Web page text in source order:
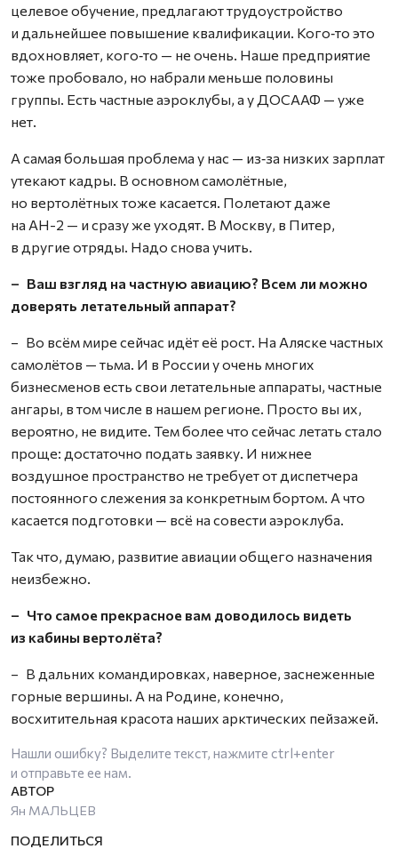
целевое обучение, предлагают трудоустройство
и дальнейшее повышение квалификации. Кого‑то это
вдохновляет, кого‑то — не очень. Наше предприятие
тоже пробовало, но набрали меньше половины
группы. Есть частные аэроклубы, а у ДОСААФ — уже
нет.
А самая большая проблема у нас — из‑за низких зарплат
утекают кадры. В основном самолётные,
но вертолётных тоже касается. Полетают даже
на АН-2 — и сразу же уходят. В Москву, в Питер,
в другие отряды. Надо снова учить.
– Ваш взгляд на частную авиацию? Всем ли можно
доверять летательный аппарат?
– Во всём мире сейчас идёт её рост. На Аляске частных
самолётов — тьма. И в России у очень многих
бизнесменов есть свои летательные аппараты, частные
ангары, в том числе в нашем регионе. Просто вы их,
вероятно, не видите. Тем более что сейчас летать стало
проще: достаточно подать заявку. И нижнее
воздушное пространство не требует от диспетчера
постоянного слежения за конкретным бортом. А что
касается подготовки — всё на совести аэроклуба.
Так что, думаю, развитие авиации общего назначения
неизбежно.
– Что самое прекрасное вам доводилось видеть
из кабины вертолёта?
– В дальних командировках, наверное, заснеженные
горные вершины. А на Родине, конечно,
восхитительная красота наших арктических пейзажей.
Нашли ошибку? Выделите текст, нажмите ctrl+enter
и отправьте ее нам.
Ян МАЛЬЦЕВ